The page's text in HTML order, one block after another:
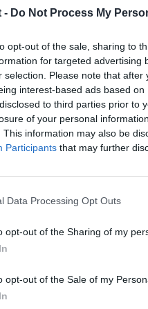
- Do Not Process My
opt-out of the sale, sharing to
for targeted advertising
selection. Please note that
interest-based ads based
to third parties prior to
of your personal
This information may also be
Participants that may further
Data Processing Opt Outs
opt-out of the Sharing of my
opt-out of the Sale of my
un TT plataforma B1, la
a parte de ser un fijo ya